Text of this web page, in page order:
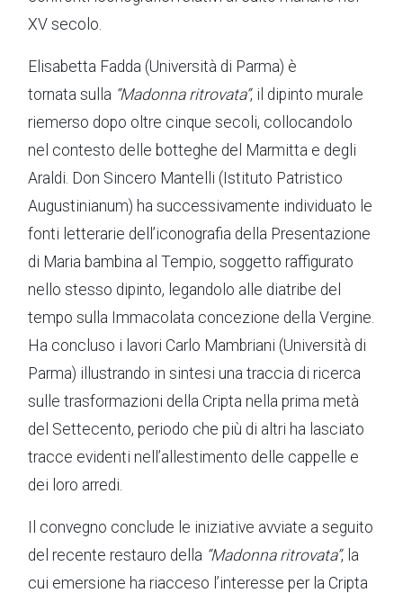
XV secolo.
Elisabetta Fadda (Università di Parma) è
tornata sulla “Madonna ritrovata”, il dipinto murale
riemerso dopo oltre cinque secoli, collocandolo
nel contesto delle botteghe del Marmitta e degli
Araldi. Don Sincero Mantelli (Istituto Patristico
Augustinianum) ha successivamente individuato le
fonti letterarie dell’iconografia della Presentazione
di Maria bambina al Tempio, soggetto raffigurato
nello stesso dipinto, legandolo alle diatribe del
tempo sulla Immacolata concezione della Vergine.
Ha concluso i lavori Carlo Mambriani (Università di
Parma) illustrando in sintesi una traccia di ricerca
sulle trasformazioni della Cripta nella prima metà
del Settecento, periodo che più di altri ha lasciato
tracce evidenti nell’allestimento delle cappelle e
dei loro arredi.
Il convegno conclude le iniziative avviate a seguito
del recente restauro della “Madonna ritrovata”, la
cui emersione ha riacceso l’interesse per la Cripta